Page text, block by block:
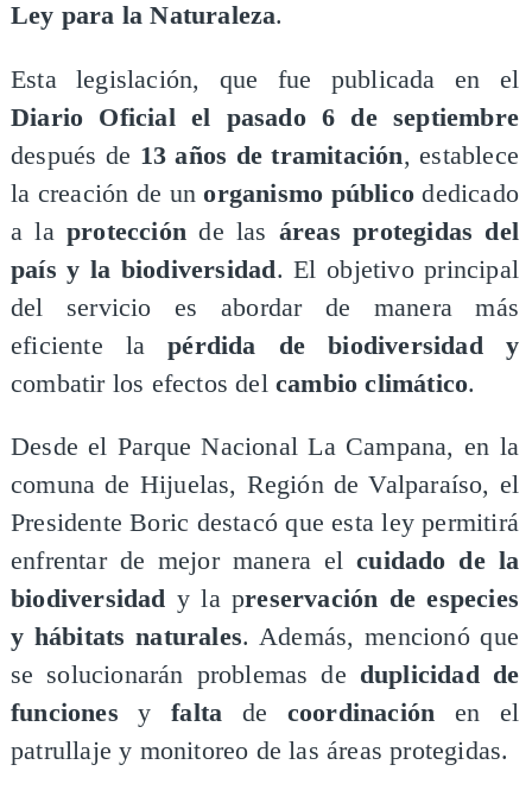
Ley para la Naturaleza.
Esta legislación, que fue publicada en el
Diario Oficial el pasado 6 de septiembre
después de 13 años de tramitación, establece
la creación de unorganismo público dedicado
a laprotecciónde las áreas protegidas del
país y la biodiversidad. El objetivo principal
del servicio es abordar de manera más
eficiente la pérdida de biodiversidad y
combatir los efectos del cambio climático.
Desde el Parque Nacional La Campana, en la
comuna de Hijuelas, Región de Valparaíso, el
Presidente Boric destacó que esta ley permitirá
enfrentar de mejor manera elcuidado de la
biodiversidad y la preservación de especies
y hábitats naturales. Además, mencionó que
se solucionarán problemas de duplicidad de
funciones yfalta de coordinación en el
patrullaje y monitoreo de las áreas protegidas.